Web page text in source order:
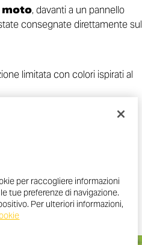
moto, davanti a un pannello
consegnate direttamente sul
limitata con colori ispirati al
per raccogliere informazioni
tue preferenze di navigazione.
Per ulteriori informazioni,